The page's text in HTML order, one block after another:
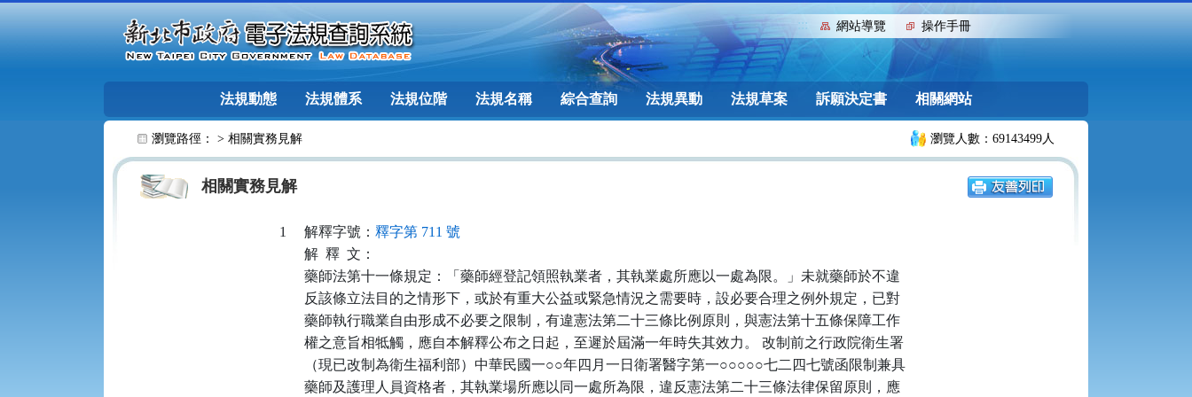
::: 網站導覽 操作手冊
法規動態 法規體系 法規位階 法規名稱 綜合查詢 法規異動 法規草案 訴願決定書 相關網站
瀏覽路徑： > 相關實務見解 瀏覽人數：69143499人
相關實務見解
1 解釋字號： 釋字第 711 號
解 釋 文：
藥師法第十一條規定：「藥師經登記領照執業者，其執業處所應以一處為限。」未就藥師於不違
反該條立法目的之情形下，或於有重大公益或緊急情況之需要時，設必要合理之例外規定，已對
藥師執行職業自由形成不必要之限制，有違憲法第二十三條比例原則，與憲法第十五條保障工作
權之意旨相牴觸，應自本解釋公布之日起，至遲於屆滿一年時失其效力。 改制前之行政院衛生署
（現已改制為衛生福利部）中華民國一○○年四月一日衛署醫字第一○○○○○七二四七號函限制兼具
藥師及護理人員資格者，其執業場所應以同一處所為限，違反憲法第二十三條法律保留原則，應